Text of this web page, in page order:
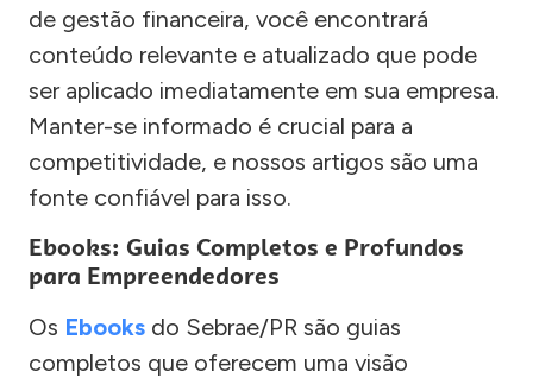
de gestão financeira, você encontrará
conteúdo relevante e atualizado que pode
ser aplicado imediatamente em sua empresa.
Manter-se informado é crucial para a
competitividade, e nossos artigos são uma
fonte confiável para isso.
Ebooks: Guias Completos e Profundos
para Empreendedores
Os Ebooks do Sebrae/PR são guias
completos que oferecem uma visão